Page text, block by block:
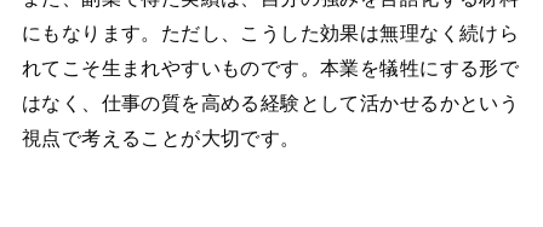
にもなります。ただし、こうした効果は無理なく続けら
れてこそ生まれやすいものです。本業を犠牲にする形で
はなく、仕事の質を高める経験として活かせるかという
視点で考えることが大切です。